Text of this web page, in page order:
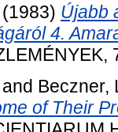
Újabb
4.
Beczner,
of Their